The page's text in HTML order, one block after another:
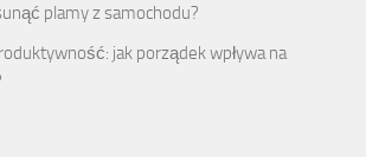
plamy z samochodu?
jak porządek wpływa na